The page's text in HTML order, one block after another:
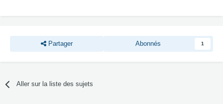
Partager Abonnés 1
Aller sur la liste des sujets